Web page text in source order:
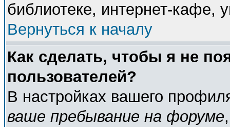
библиотеке, интернет-кафе,
Вернуться к началу
Как сделать, чтобы я не
пользователей?
В настройках вашего
ваше пребывание на форуме